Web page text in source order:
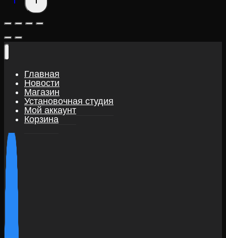
Главная
Новости
Магазин
Установочная студия
Мой аккаунт
Корзина